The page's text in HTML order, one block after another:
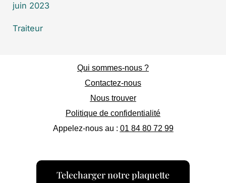
juin 2023
Traiteur
Qui sommes-nous ?
Contactez-nous
Nous trouver
Politique de confidentialité
Appelez-nous au : 01 84 80 72 99
Telecharger notre plaquette